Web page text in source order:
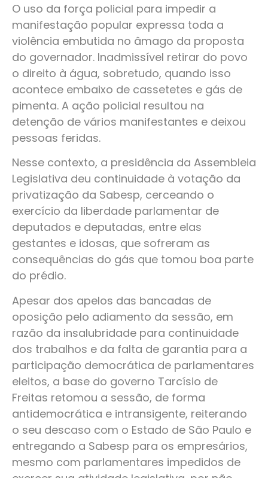
O uso da força policial para impedir a
manifestação popular expressa toda a
violência embutida no âmago da proposta
do governador. Inadmissível retirar do povo
o direito à água, sobretudo, quando isso
acontece embaixo de cassetetes e gás de
pimenta. A ação policial resultou na
detenção de vários manifestantes e deixou
pessoas feridas.
Nesse contexto, a presidência da Assembleia
Legislativa deu continuidade à votação da
privatização da Sabesp, cerceando o
exercício da liberdade parlamentar de
deputados e deputadas, entre elas
gestantes e idosas, que sofreram as
consequências do gás que tomou boa parte
do prédio.
Apesar dos apelos das bancadas de
oposição pelo adiamento da sessão, em
razão da insalubridade para continuidade
dos trabalhos e da falta de garantia para a
participação democrática de parlamentares
eleitos, a base do governo Tarcísio de
Freitas retomou a sessão, de forma
antidemocrática e intransigente, reiterando
o seu descaso com o Estado de São Paulo e
entregando a Sabesp para os empresários,
mesmo com parlamentares impedidos de